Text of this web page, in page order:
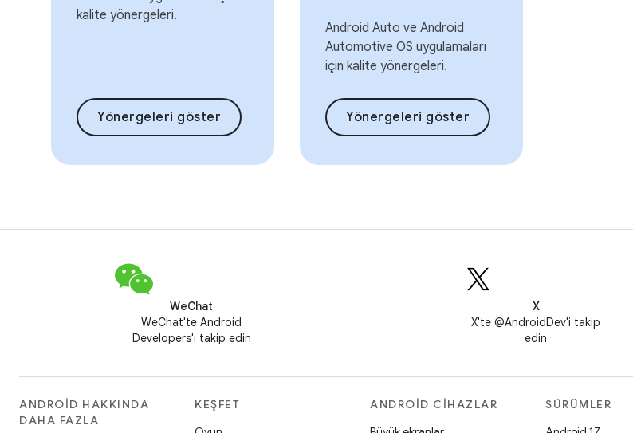
kalite yönergeleri.
Yönergeleri göster
Android Auto ve Android
Automotive OS uygulamaları
için kalite yönergeleri.
Yönergeleri göster
WeChat
WeChat'te Android
Developers'ı takip edin
X
X'te @AndroidDev'i takip
edin
ANDROID HAKKINDA
DAHA FAZLA
KEŞFET
ANDROID CIHAZLAR
SÜRÜMLER